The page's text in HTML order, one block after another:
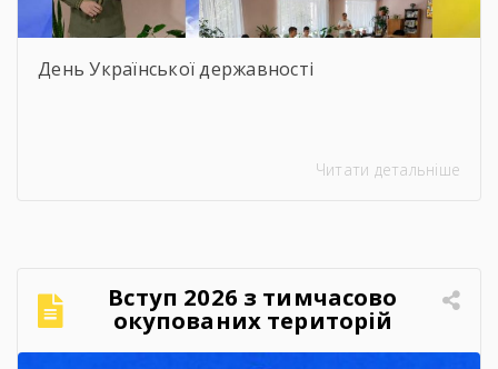
День Української державності
Читати детальніше
Вступ 2026 з тимчасово
окупованих територій